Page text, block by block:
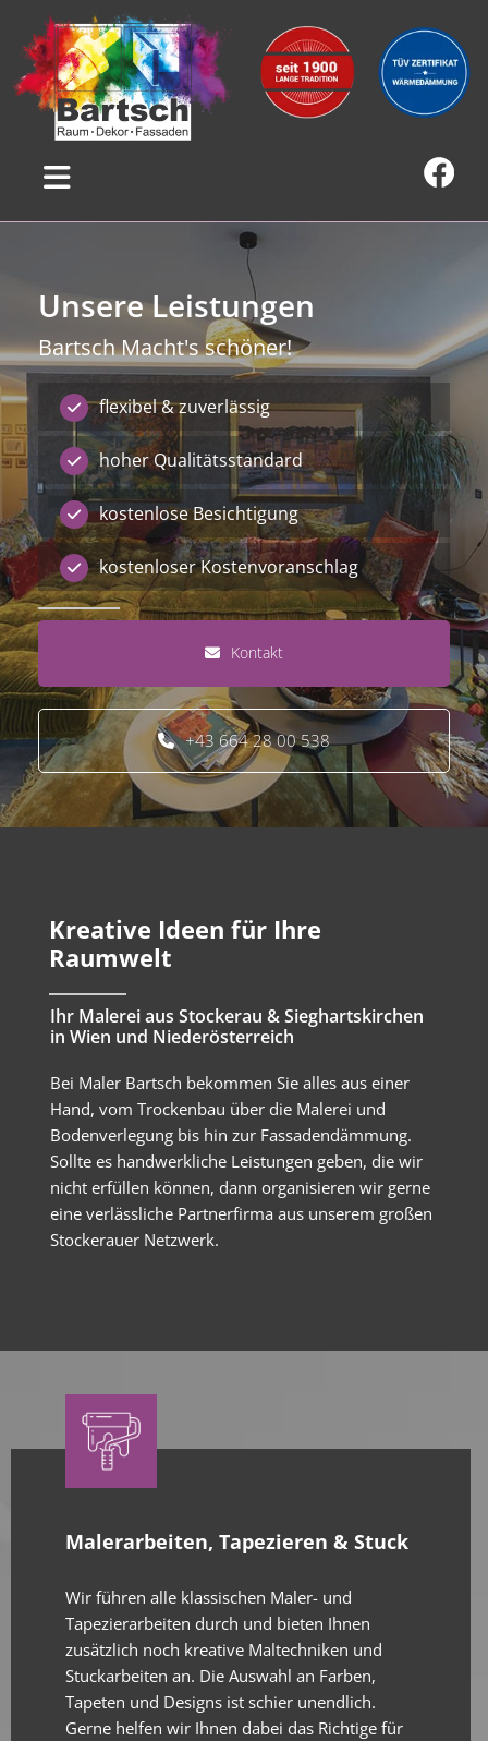
Unsere Leistungen
Bartsch Macht's schöner!
flexibel & zuverlässig
hoher Qualitätsstandard
kostenlose Besichtigung
kostenloser Kostenvoranschlag
Kontakt
+43 664 28 00 538
Kreative Ideen für Ihre
Raumwelt
Ihr Malerei aus Stockerau & Sieghartskirchen
in Wien und Niederösterreich
Bei Maler Bartsch bekommen Sie alles aus einer
Hand, vom Trockenbau über die Malerei und
Bodenverlegung bis hin zur Fassadendämmung.
Sollte es handwerkliche Leistungen geben, die wir
nicht erfüllen können, dann organisieren wir gerne
eine verlässliche Partnerfirma aus unserem großen
Stockerauer Netzwerk.
Malerarbeiten, Tapezieren & Stuck
Wir führen alle klassischen Maler- und
Tapezierarbeiten durch und bieten Ihnen
zusätzlich noch kreative Maltechniken und
Stuckarbeiten an. Die Auswahl an Farben,
Tapeten und Designs ist schier unendlich.
Gerne helfen wir Ihnen dabei das Richtige für